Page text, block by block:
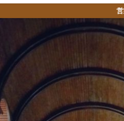
営業特化型転職エージェント｜営業